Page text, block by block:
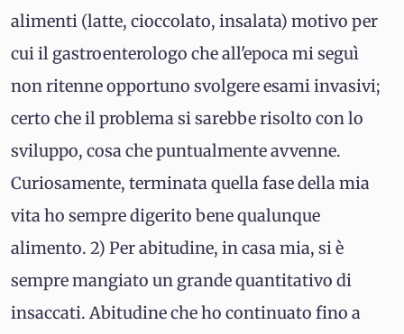
alimenti (latte, cioccolato, insalata) motivo per
cui il gastroenterologo che all'epoca mi seguì
non ritenne opportuno svolgere esami invasivi;
certo che il problema si sarebbe risolto con lo
sviluppo, cosa che puntualmente avvenne.
Curiosamente, terminata quella fase della mia
vita ho sempre digerito bene qualunque
alimento. 2) Per abitudine, in casa mia, si è
sempre mangiato un grande quantitativo di
insaccati. Abitudine che ho continuato fino a